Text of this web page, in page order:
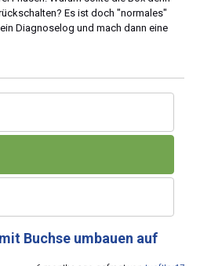
Es ist doch "normales"
Diagnoselog und mach dann eine
Buchse umbauen auf